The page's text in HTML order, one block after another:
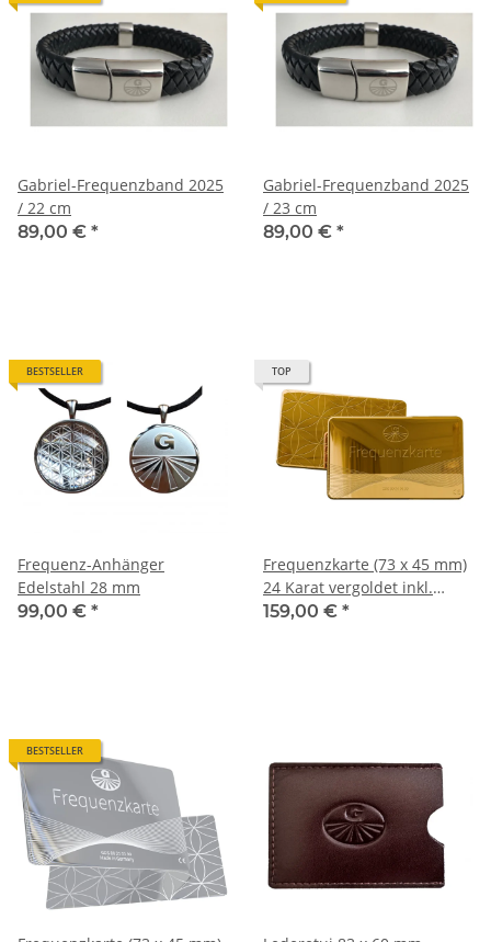
Gabriel-Frequenzband 2025
/ 22 cm
89,00 € *
Gabriel-Frequenzband 2025
/ 23 cm
89,00 € *
BESTSELLER
Frequenz-Anhänger
Edelstahl 28 mm
99,00 € *
TOP
Frequenzkarte (73 x 45 mm)
24 Karat vergoldet inkl.
exklusivem Lederetui
159,00 € *
BESTSELLER